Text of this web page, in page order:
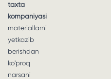
taxta
kompaniyasi
materiallarni
yetkazib
berishdan
ko'proq
narsani